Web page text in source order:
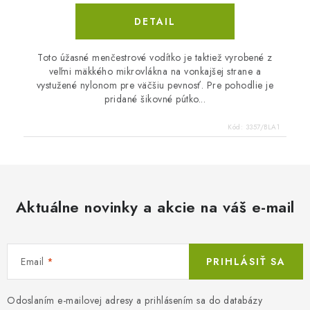
DETAIL
Toto úžasné menčestrové vodítko je taktiež vyrobené z
veľmi mäkkého mikrovlákna na vonkajšej strane a
vystužené nylonom pre väčšiu pevnosť. Pre pohodlie je
pridané šikovné pútko...
Kód: 3357/BLA1
Aktuálne novinky a akcie na váš e-mail
Email
Odoslaním e-mailovej adresy a prihlásením sa do databázy
PRIHLÁSIŤ SA